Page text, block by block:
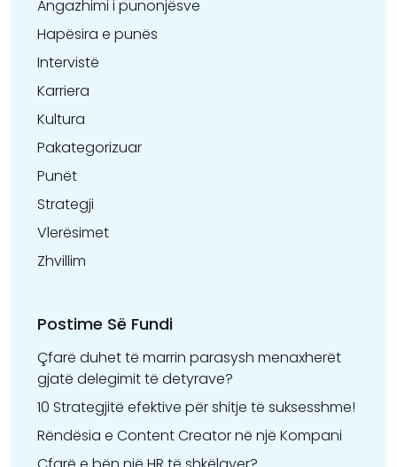
Angazhimi i punonjësve
Hapësira e punës
Intervistë
Karriera
Kultura
Pakategorizuar
Punët
Strategji
Vlerësimet
Zhvillim
Postime Së Fundi
Çfarë duhet të marrin parasysh menaxherët
gjatë delegimit të detyrave?
10 Strategjitë efektive për shitje të suksesshme!
Rëndësia e Content Creator në një Kompani